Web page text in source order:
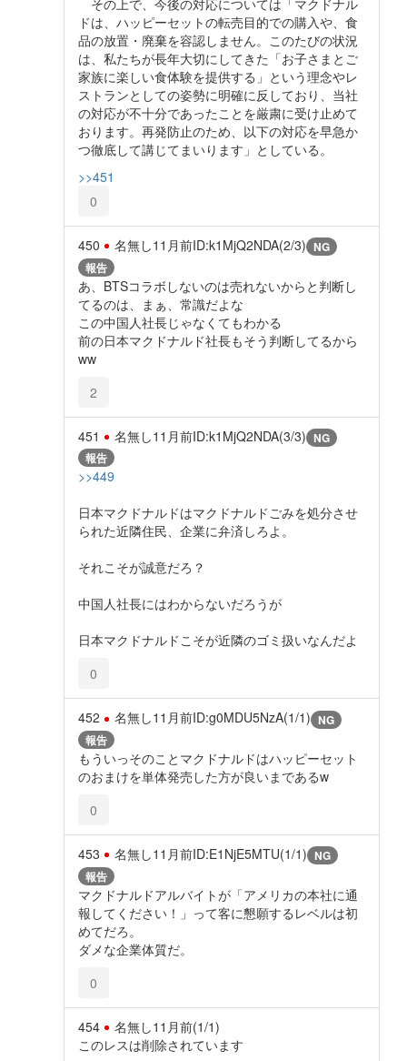
ドは、ハッピーセットの転売目的での購入や、食
品の放置・廃棄を容認しません。このたびの状況
は、私たちが長年大切にしてきた「お子さまとご
家族に楽しい食体験を提供する」という理念やレ
ストランとしての姿勢に明確に反しており、当社
の対応が不十分であったことを厳粛に受け止めて
おります。再発防止のため、以下の対応を早急か
つ徹底して講じてまいります」としている。
>>451
0
450 名無し11月前ID:k1MjQ2NDA(2/3) NG
報告
あ、BTSコラボしないのは売れないからと判断し
てるのは、まぁ、常識だよな
この中国人社長じゃなくてもわかる
前の日本マクドナルド社長もそう判断してるから
ww
2
451 名無し11月前ID:k1MjQ2NDA(3/3) NG
報告
>>449
日本マクドナルドはマクドナルドごみを処分させ
られた近隣住民、企業に弁済しろよ。
それこそが誠意だろ？
中国人社長にはわからないだろうが
日本マクドナルドこそが近隣のゴミ扱いなんだよ
0
452 名無し11月前ID:g0MDU5NzA(1/1) NG
報告
もういっそのことマクドナルドはハッピーセット
のおまけを単体発売した方が良いまであるw
0
453 名無し11月前ID:E1NjE5MTU(1/1) NG
報告
マクドナルドアルバイトが「アメリカの本社に通
報してください！」って客に懇願するレベルは初
めてだろ。
ダメな企業体質だ。
0
454 名無し11月前(1/1)
このレスは削除されています